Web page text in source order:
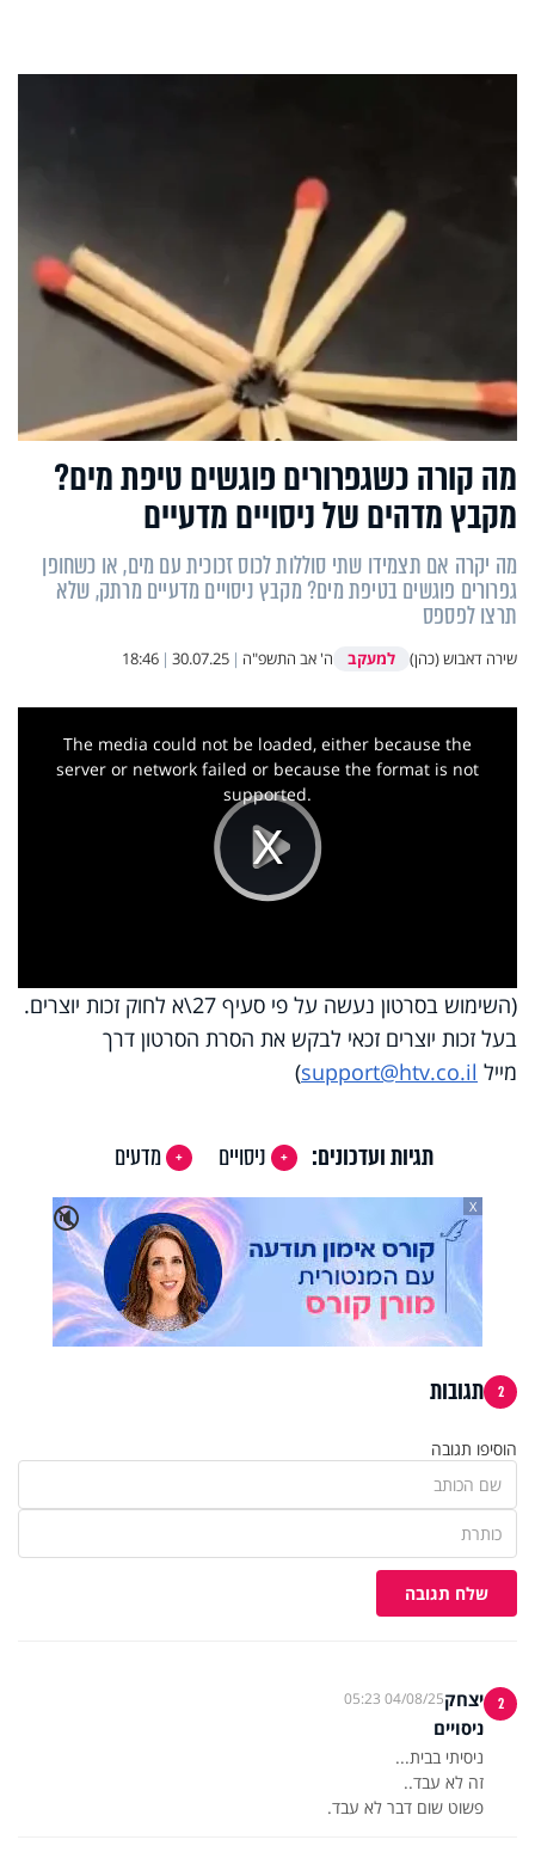
מה קורה כשגפרורים פוגשים טיפת מים?
מקבץ מדהים של ניסויים מדעיים
מה יקרה אם תצמידו שתי סוללות לכוס זכוכית עם מים, או כשחופן
גפרורים פוגשים בטיפת מים? מקבץ ניסויים מדעיים מרתק, שלא
תרצו לפספס
שירה דאבוש (כהן) למעקב ה' אב התשפ"ה |
30.07.25
|
18:46
Play
Video
This
The media could not be loaded, either because the
server or network failed or because the format is not
supported.
(השימוש בסרטון נעשה על פי סעיף 27\א לחוק זכות יוצרים.
בעל זכות יוצרים זכאי לבקש את הסרת הסרטון דרך
מייל support@htv.co.il
)
תגיות ועדכונים: ניסויים
מדעים
🔇
X
2 תגובות
הוסיפו תגובה
שלח תגובה
2 יצחק04/08/25 05:23
ניסויים
פשוט שום דבר לא עבד.